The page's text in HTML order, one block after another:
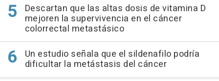
Descartan que las altas dosis de vitamina D
mejoren la supervivencia en el cáncer
colorrectal metastásico
Un estudio señala que el sildenafilo podría
dificultar la metástasis del cáncer